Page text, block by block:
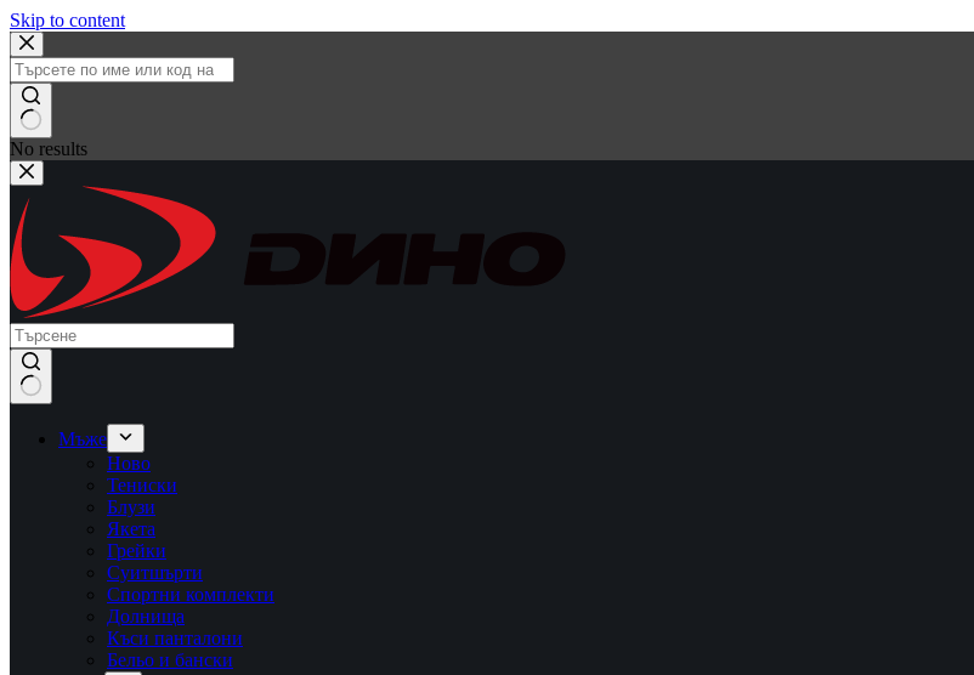
Skip to content
No results
Мъже
Ново
Тениски
Блузи
Якета
Грейки
Суитшърти
Спортни комплекти
Долнища
Къси панталони
Бельо и бански